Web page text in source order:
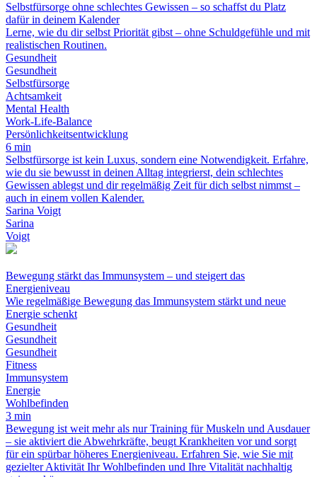
Selbstfürsorge ohne schlechtes Gewissen – so schaffst du Platz
dafür in deinem Kalender
Lerne, wie du dir selbst Priorität gibst – ohne Schuldgefühle und mit
realistischen Routinen.
Gesundheit
Gesundheit
Selbstfürsorge
Achtsamkeit
Mental Health
Work-Life-Balance
Persönlichkeitsentwicklung
6 min
Selbstfürsorge ist kein Luxus, sondern eine Notwendigkeit. Erfahre,
wie du sie bewusst in deinen Alltag integrierst, dein schlechtes
Gewissen ablegst und dir regelmäßig Zeit für dich selbst nimmst –
auch in einem vollen Kalender.
Sarina Voigt
Sarina
Voigt
Bewegung stärkt das Immunsystem – und steigert das
Energieniveau
Wie regelmäßige Bewegung das Immunsystem stärkt und neue
Energie schenkt
Gesundheit
Gesundheit
Gesundheit
Fitness
Immunsystem
Energie
Wohlbefinden
3 min
Bewegung ist weit mehr als nur Training für Muskeln und Ausdauer
– sie aktiviert die Abwehrkräfte, beugt Krankheiten vor und sorgt
für ein spürbar höheres Energieniveau. Erfahren Sie, wie Sie mit
gezielter Aktivität Ihr Wohlbefinden und Ihre Vitalität nachhaltig